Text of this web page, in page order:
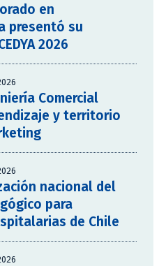
en
presentó su
2026
Comercial
y territorio
nacional del
para
de Chile